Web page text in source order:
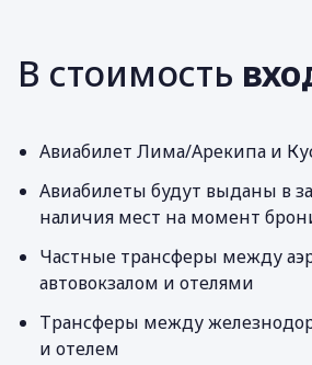
В стоимость
Авиабилет Лима/Арекипа и
Авиабилеты будут выданы в
наличия мест на момент
Частные трансферы между
автовокзалом и отелями
Трансферы между
и отелем